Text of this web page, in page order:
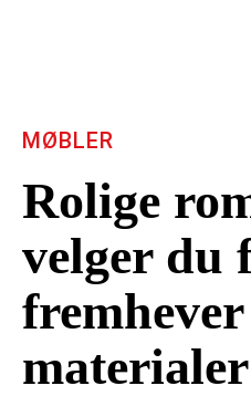
Rolige
velger du
materialer
MØBLER